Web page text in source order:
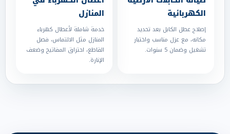
الكهربائية
إصلاح عطل الكابل بعد تحديد
مكانه، مع عزل مناسب واختبار
تشغيل وضمان 5 سنوات.
المنازل
خدمة شاملة لأعطال كهرباء
المنازل مثل الالتماس، فصل
القاطع، احتراق المفاتيح وضعف
الإنارة.